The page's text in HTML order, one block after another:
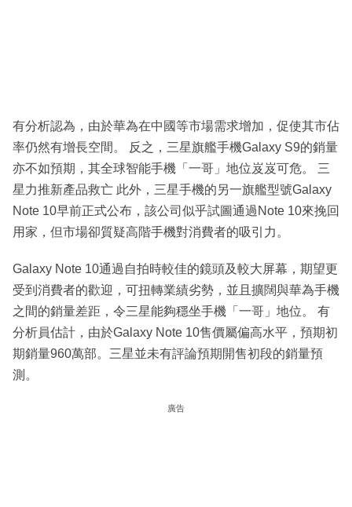
有分析認為，由於華為在中國等市場需求增加，促使其市佔
率仍然有增長空間。 反之，三星旗艦手機Galaxy S9的銷量
亦不如預期，其全球智能手機「一哥」地位岌岌可危。 三
星力推新產品救亡 此外，三星手機的另一旗艦型號Galaxy
Note 10早前正式公布，該公司似乎試圖通過Note 10來挽回
用家，但市場卻質疑高階手機對消費者的吸引力。
Galaxy Note 10通過自拍時較佳的鏡頭及較大屏幕，期望更
受到消費者的歡迎，可扭轉業績劣勢，並且擴闊與華為手機
之間的銷量差距，令三星能夠穩坐手機「一哥」地位。 有
分析員估計，由於Galaxy Note 10售價屬偏高水平，預期初
期銷量960萬部。三星並未有評論預期開售初段的銷量預
測。
廣告